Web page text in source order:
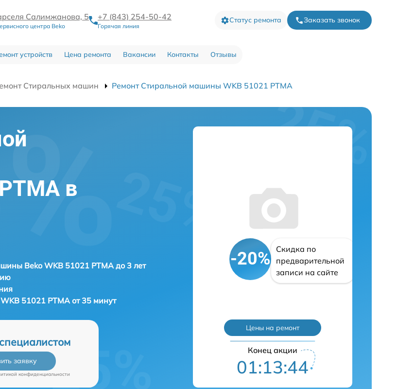
Салимжанова, 5
центра Beko
+7 (843) 254-50-42
Горячая линия
Статус ремонта Заказать звонок
устройств Цена ремонта Вакансии Контакты Отзывы
Стиральных машин Ремонт Стиральной машины WKB 51021 PTMA
в
Beko WKB 51021 PTMA до 3 лет
51021 PTMA от 35 минут
заявку
конфиденциальности
-20%
Скидка по
предварительной
записи на сайте
Цены на ремонт
Конец акции
01:13:43